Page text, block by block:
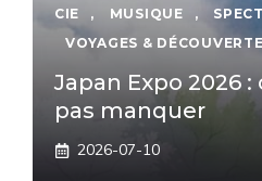
CIE
, MUSIQUE ,
VOYAGES &
Japan Expo 2026
pas manquer
2026-07-10